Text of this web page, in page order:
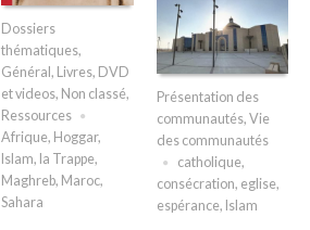
Dossiers
thématiques,
Général , Livres, DVD
et videos, Non classé,
Ressources
Afrique, Hoggar,
Islam, la Trappe,
Maghreb, Maroc,
Sahara
Présentation des
communautés, Vie
des communautés
catholique,
consécration, eglise,
espérance, Islam